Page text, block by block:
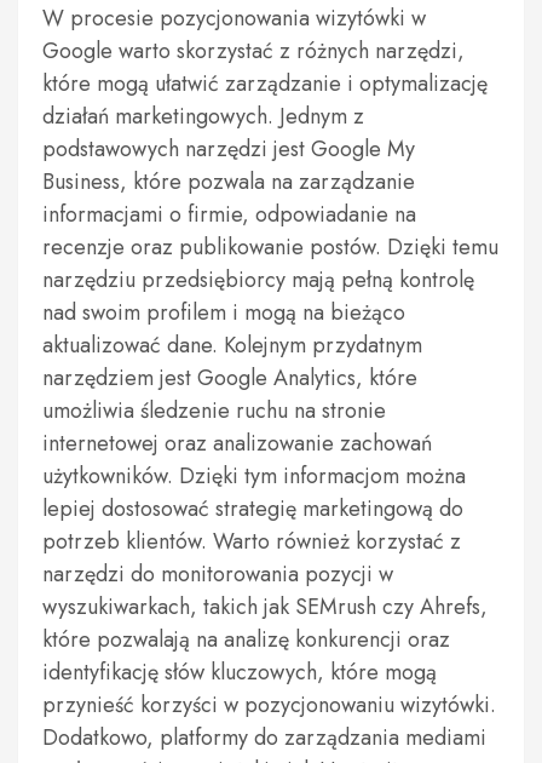
W procesie pozycjonowania wizytówki w
Google warto skorzystać z różnych narzędzi,
które mogą ułatwić zarządzanie i optymalizację
działań marketingowych. Jednym z
podstawowych narzędzi jest Google My
Business, które pozwala na zarządzanie
informacjami o firmie, odpowiadanie na
recenzje oraz publikowanie postów. Dzięki temu
narzędziu przedsiębiorcy mają pełną kontrolę
nad swoim profilem i mogą na bieżąco
aktualizować dane. Kolejnym przydatnym
narzędziem jest Google Analytics, które
umożliwia śledzenie ruchu na stronie
internetowej oraz analizowanie zachowań
użytkowników. Dzięki tym informacjom można
lepiej dostosować strategię marketingową do
potrzeb klientów. Warto również korzystać z
narzędzi do monitorowania pozycji w
wyszukiwarkach, takich jak SEMrush czy Ahrefs,
które pozwalają na analizę konkurencji oraz
identyfikację słów kluczowych, które mogą
przynieść korzyści w pozycjonowaniu wizytówki.
Dodatkowo, platformy do zarządzania mediami